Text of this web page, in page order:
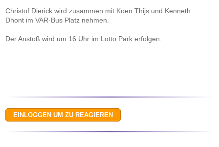
Christof Dierick wird zusammen mit Koen Thijs und Kenneth
Dhont im VAR-Bus Platz nehmen.
Der Anstoß wird um 16 Uhr im Lotto Park erfolgen.